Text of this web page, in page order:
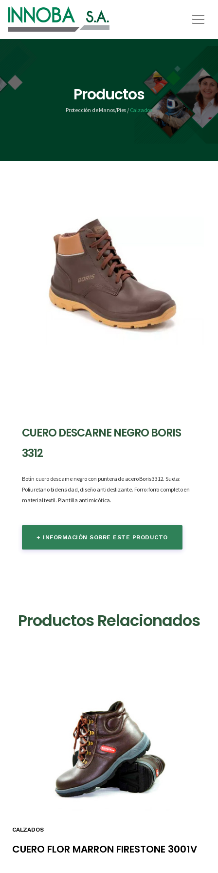
Productos
Protección de Manos/Pies / Calzados
CUERO DESCARNE NEGRO BORIS
3312
Botín cuero descarne negro con puntera de acero Boris 3312. Suela:
Poliuretano bidensidad, diseño antideslizante. Forro: forro completo en
material textil. Plantilla antimicótica.
+ INFORMACIÓN SOBRE ESTE PRODUCTO
Productos Relacionados
CALZADOS
CUERO FLOR MARRON FIRESTONE 3001V